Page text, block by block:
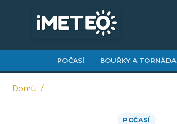
hlavnímu
POČASÍ BOUŘKY A TORNÁDA
Domů
POČASÍ